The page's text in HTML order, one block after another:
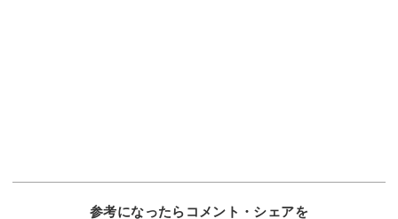
参考になったらコメント・シェアを